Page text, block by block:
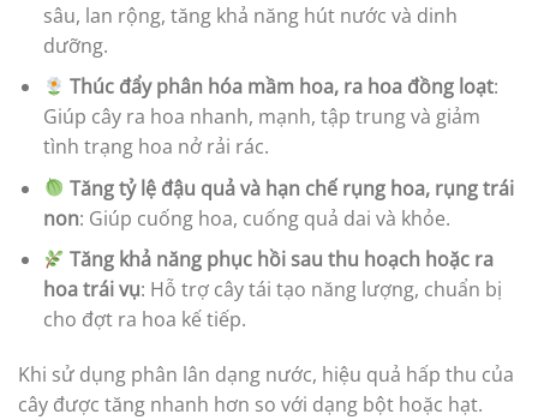
sâu, lan rộng, tăng khả năng hút nước và dinh
dưỡng.
Thúc đẩy phân hóa mầm hoa, ra hoa đồng loạt:
Giúp cây ra hoa nhanh, mạnh, tập trung và giảm
tình trạng hoa nở rải rác.
Tăng tỷ lệ đậu quả và hạn chế rụng hoa, rụng trái
non: Giúp cuống hoa, cuống quả dai và khỏe.
Tăng khả năng phục hồi sau thu hoạch hoặc ra
hoa trái vụ: Hỗ trợ cây tái tạo năng lượng, chuẩn bị
cho đợt ra hoa kế tiếp.
Khi sử dụng phân lân dạng nước, hiệu quả hấp thu của
cây được tăng nhanh hơn so với dạng bột hoặc hạt.